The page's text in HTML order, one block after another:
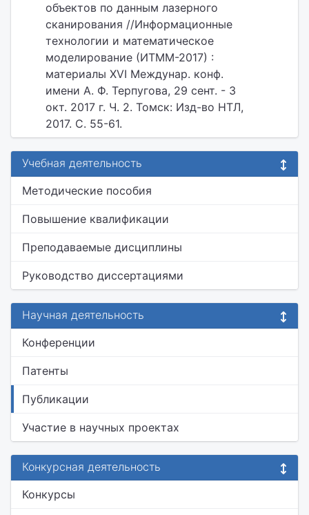
объектов по данным лазерного
сканирования //Информационные
технологии и математическое
моделирование (ИТММ-2017) :
материалы XVI Междунар. конф.
имени А. Ф. Терпугова, 29 сент. - 3
окт. 2017 г. Ч. 2. Томск: Изд-во НТЛ,
2017. С. 55-61.
Учебная деятельность
Методические пособия
Повышение квалификации
Преподаваемые дисциплины
Руководство диссертациями
Научная деятельность
Конференции
Патенты
Публикации
Участие в научных проектах
Конкурсная деятельность
Конкурсы